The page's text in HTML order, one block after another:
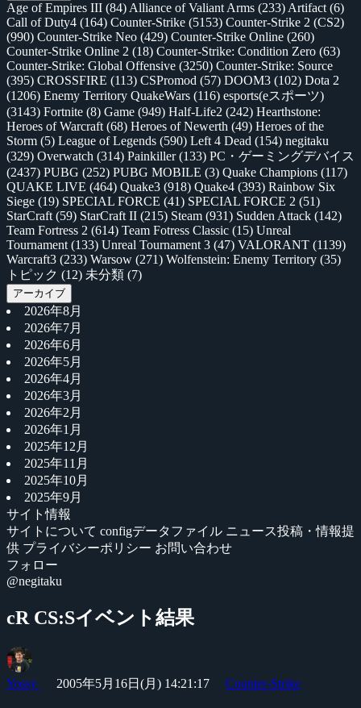
Age of Empires III (84) Alliance of Valiant Arms (233) Artifact (6)
Call of Duty4 (164) Counter-Strike (5153) Counter-Strike 2 (CS2)
(990) Counter-Strike Neo (429) Counter-Strike Online (260)
Counter-Strike Online 2 (18) Counter-Strike: Condition Zero (63)
Counter-Strike: Global Offensive (3250) Counter-Strike: Source
(395) CROSSFIRE (113) CSPromod (57) DOOM3 (102) Dota 2
(1206) Enemy Territory QuakeWars (116) esports(eスポーツ)
(3143) Fortnite (8) Game (949) Half-Life2 (242) Hearthstone:
Heroes of Warcraft (68) Heroes of Newerth (49) Heroes of the
Storm (5) League of Legends (590) Left 4 Dead (154) negitaku
(329) Overwatch (314) Painkiller(133) PC・ゲーミングデバイス
(2437) PUBG (252) PUBG MOBILE (3) Quake Champions (117)
QUAKE LIVE (464) Quake3 (918) Quake4 (393) Rainbow Six
Siege (19) SPECIAL FORCE (41) SPECIAL FORCE 2 (51)
StarCraft (59) StarCraft II (215) Steam (931) Sudden Attack (142)
Team Fortress 2 (614) Team Fotress Classic (15) Unreal
Tournament (133) Unreal Tournament 3 (47) VALORANT (1139)
Warcraft3 (233) Warsow (271) Wolfenstein: Enemy Territory (35)
トピック (12) 未分類 (7)
アーカイブ
2026年8月
2026年7月
2026年6月
2026年5月
2026年4月
2026年3月
2026年2月
2026年1月
2025年12月
2025年11月
2025年10月
2025年9月
サイト情報
サイトについて configデータファイル ニュース投稿・情報提
供 プライバシーポリシー お問い合わせ
フォロー
@negitaku
cR CS:Sイベント結果
Yossy 2005年5月16日(月) 14:21:17 Counter-Strike